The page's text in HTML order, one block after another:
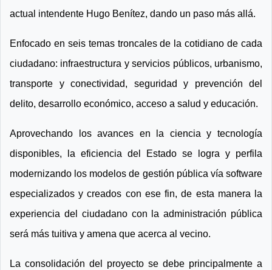
actual intendente Hugo Benítez, dando un paso más allá.
Enfocado en seis temas troncales de la cotidiano de cada
ciudadano: infraestructura y servicios públicos, urbanismo,
transporte y conectividad, seguridad y prevención del
delito, desarrollo económico, acceso a salud y educación.
Aprovechando los avances en la ciencia y tecnología
disponibles, la eficiencia del Estado se logra y perfila
modernizando los modelos de gestión pública vía software
especializados y creados con ese fin, de esta manera la
experiencia del ciudadano con la administración pública
será más tuitiva y amena que acerca al vecino.
La consolidación del proyecto se debe principalmente a